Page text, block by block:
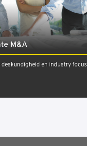
M&A
en industry focus